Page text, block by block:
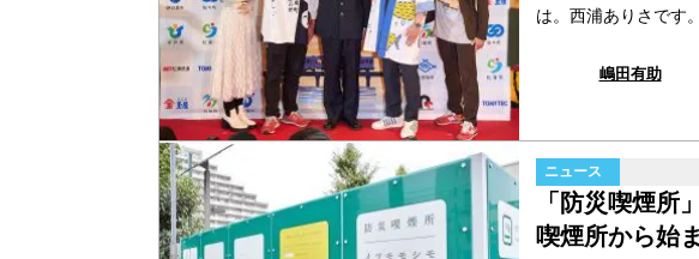
は。西浦ありさです
嶋田有助
ニュース
「防災喫煙所
喫煙所から始